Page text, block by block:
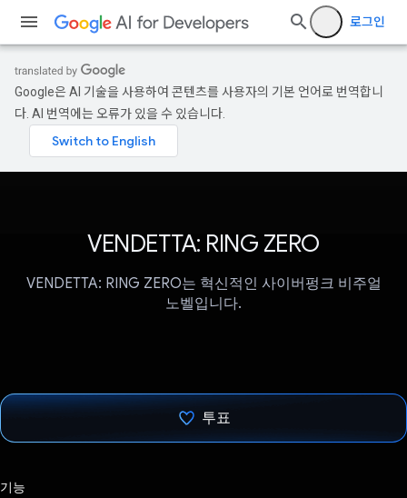
로그인
Google은 AI 기술을 사용하여 콘텐츠를 사용자의 기본 언어로 번역합니
다. AI 번역에는 오류가 있을 수 있습니다.
VENDETTA: RING ZERO
VENDETTA: RING ZERO는 혁신적인 사이버펑크 비주얼
노벨입니다.
투표
기능